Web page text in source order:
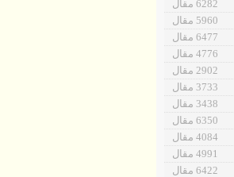
6282 مقال
5960 مقال
6477 مقال
4776 مقال
2902 مقال
3733 مقال
3438 مقال
6350 مقال
4084 مقال
4991 مقال
6422 مقال